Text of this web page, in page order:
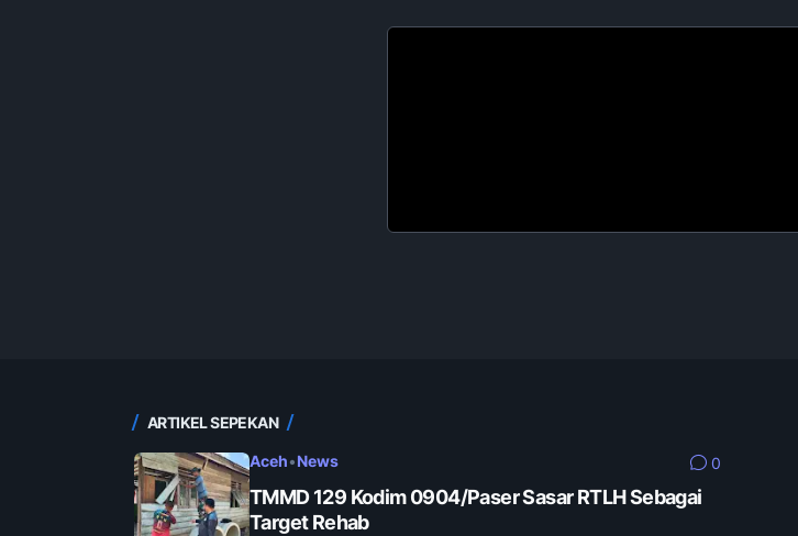
ARTIKEL SEPEKAN
Aceh•News 0
TMMD 129 Kodim 0904/Paser Sasar RTLH Sebagai
Target Rehab